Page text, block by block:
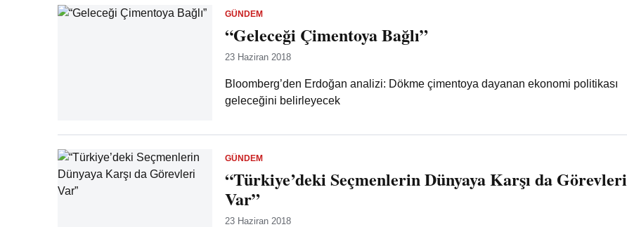
GÜNDEM
“Geleceği Çimentoya Bağlı”
23 Haziran 2018
Bloomberg’den Erdoğan analizi: Dökme çimentoya dayanan ekonomi politikası
geleceğini belirleyecek
GÜNDEM
“Türkiye’deki Seçmenlerin Dünyaya Karşı da Görevleri
Var”
23 Haziran 2018